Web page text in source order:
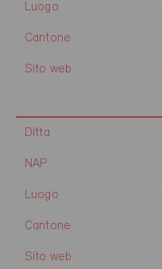
Luogo
Cantone
Sito web
Ditta
NAP
Luogo
Cantone
Sito web